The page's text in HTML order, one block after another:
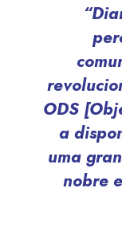
ODS
a
uma
nobre